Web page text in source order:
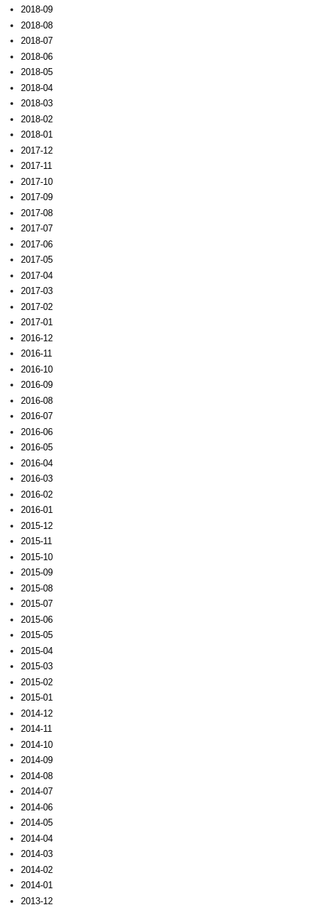
2018-09
2018-08
2018-07
2018-06
2018-05
2018-04
2018-03
2018-02
2018-01
2017-12
2017-11
2017-10
2017-09
2017-08
2017-07
2017-06
2017-05
2017-04
2017-03
2017-02
2017-01
2016-12
2016-11
2016-10
2016-09
2016-08
2016-07
2016-06
2016-05
2016-04
2016-03
2016-02
2016-01
2015-12
2015-11
2015-10
2015-09
2015-08
2015-07
2015-06
2015-05
2015-04
2015-03
2015-02
2015-01
2014-12
2014-11
2014-10
2014-09
2014-08
2014-07
2014-06
2014-05
2014-04
2014-03
2014-02
2014-01
2013-12